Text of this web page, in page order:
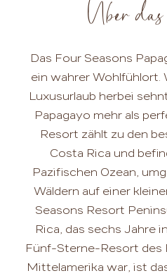
Über
Das Four Seasons
ein wahrer Wohlfühlort.
Luxusurlaub herbei
Papagayo mehr als
Resort zählt zu den
Costa Rica und
Pazifischen Ozean,
Wäldern auf einer
Seasons Resort
Rica, das sechs Jahre
Fünf-Sterne-Resort des
Mittelamerika war, ist